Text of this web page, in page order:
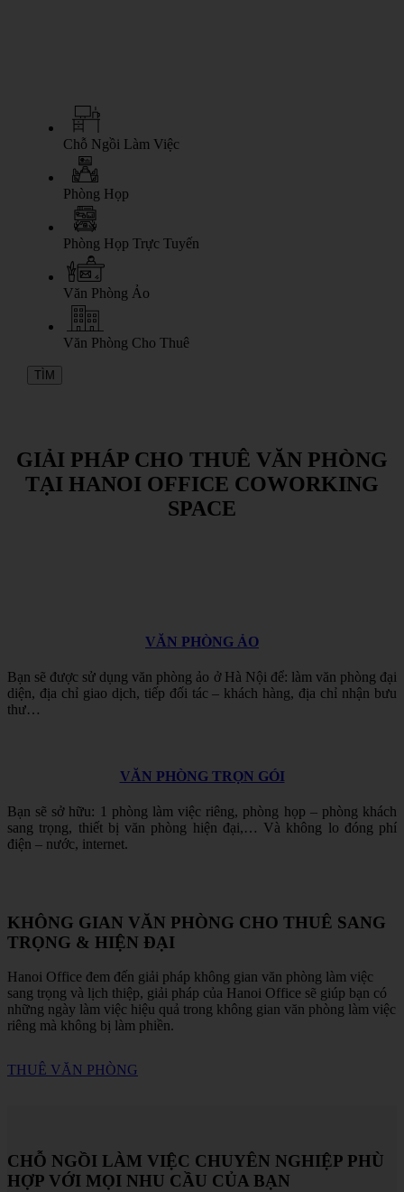
Chỗ Ngồi Làm Việc
Phòng Họp
Phòng Họp Trực Tuyến
Văn Phòng Ảo
Văn Phòng Cho Thuê
TÌM
GIẢI PHÁP CHO THUÊ VĂN PHÒNG
TẠI HANOI OFFICE COWORKING
SPACE
VĂN PHÒNG ẢO
Bạn sẽ được sử dụngvăn phòng ảo ở Hà Nội để: làm văn phòng đại
diện, địa chỉ giao dịch, tiếp đối tác – khách hàng, địa chỉ nhận bưu
thư…
VĂN PHÒNG TRỌN GÓI
Bạn sẽ sở hữu: 1 phòng làm việc riêng, phòng họp – phòng khách
sang trọng, thiết bị văn phòng hiện đại,… Và không lo đóng phí
điện – nước, internet.
KHÔNG GIAN VĂN PHÒNG CHO THUÊ SANG
TRỌNG & HIỆN ĐẠI
Hanoi Office đem đến giải pháp không gian văn phòng làm việc
sang trọng và lịch thiệp, giải pháp của Hanoi Office sẽ giúp bạn có
những ngày làm việc hiệu quả trong không gian văn phòng làm việc
riêng mà không bị làm phiền.
THUÊ VĂN PHÒNG
CHỖ NGỒI LÀM VIỆC CHUYÊN NGHIỆP PHÙ
HỢP VỚI MỌI NHU CẦU CỦA BẠN